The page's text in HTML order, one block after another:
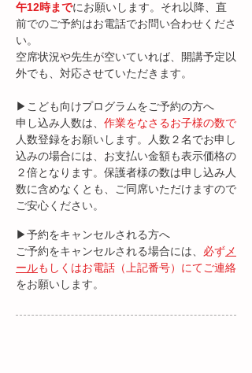
午12時までにお願いします。それ以降、直
前でのご予約はお電話でお問い合わせくださ
い。
​空席状況や先生が空いていれば、開講予定以
外でも、対応させていただきます。
▶︎こども向けプログラムをご予約の方へ
​申し込み人数は、 作業をなさるお子様の数で
人数登録をお願いします。人数２名でお申し
込みの場合には、お支払い金額も表示価格の
２倍となります。保護者様の数は申し込み人
数に含めなくとも、ご同席いただけますので
ご安心ください。
▶︎予約をキャンセルされる方へ
ご予約をキャンセルされる場合には、 必ず メ
ールもしくはお電話（上記番号） にてご連絡
をお願いします。